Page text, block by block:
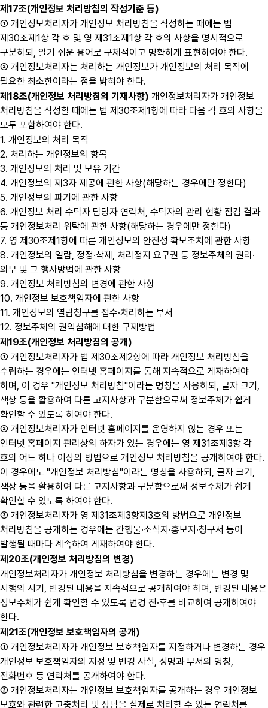
제17조(개인정보 처리방침의 작성기준 등)
① 개인정보처리자가 개인정보 처리방침을 작성하는 때에는 법
제30조제1항 각 호 및 영 제31조제1항 각 호의 사항을 명시적으로
구분하되, 알기 쉬운 용어로 구체적이고 명확하게 표현하여야 한다.
② 개인정보처리자는 처리하는 개인정보가 개인정보의 처리 목적에
필요한 최소한이라는 점을 밝혀야 한다.
제18조(개인정보 처리방침의 기재사항) 개인정보처리자가 개인정보
처리방침을 작성할 때에는 법 제30조제1항에 따라 다음 각 호의 사항을
모두 포함하여야 한다.
1. 개인정보의 처리 목적
2. 처리하는 개인정보의 항목
3. 개인정보의 처리 및 보유 기간
4. 개인정보의 제3자 제공에 관한 사항(해당하는 경우에만 정한다)
5. 개인정보의 파기에 관한 사항
6. 개인정보 처리 수탁자 담당자 연락처, 수탁자의 관리 현황 점검 결과
등 개인정보처리 위탁에 관한 사항(해당하는 경우에만 정한다)
7. 영 제30조제1항에 따른 개인정보의 안전성 확보조치에 관한 사항
8. 개인정보의 열람, 정정·삭제, 처리정지 요구권 등 정보주체의 권리·
의무 및 그 행사방법에 관한 사항
9. 개인정보 처리방침의 변경에 관한 사항
10. 개인정보 보호책임자에 관한 사항
11. 개인정보의 열람청구를 접수·처리하는 부서
12. 정보주체의 권익침해에 대한 구제방법
제19조(개인정보 처리방침의 공개)
① 개인정보처리자가 법 제30조제2항에 따라 개인정보 처리방침을
수립하는 경우에는 인터넷 홈페이지를 통해 지속적으로 게재하여야
하며, 이 경우 "개인정보 처리방침"이라는 명칭을 사용하되, 글자 크기,
색상 등을 활용하여 다른 고지사항과 구분함으로써 정보주체가 쉽게
확인할 수 있도록 하여야 한다.
② 개인정보처리자가 인터넷 홈페이지를 운영하지 않는 경우 또는
인터넷 홈페이지 관리상의 하자가 있는 경우에는 영 제31조제3항 각
호의 어느 하나 이상의 방법으로 개인정보 처리방침을 공개하여야 한다.
이 경우에도 "개인정보 처리방침"이라는 명칭을 사용하되, 글자 크기,
색상 등을 활용하여 다른 고지사항과 구분함으로써 정보주체가 쉽게
확인할 수 있도록 하여야 한다.
③ 개인정보처리자가 영 제31조제3항제3호의 방법으로 개인정보
처리방침을 공개하는 경우에는 간행물·소식지·홍보지·청구서 등이
발행될 때마다 계속하여 게재하여야 한다.
제20조(개인정보 처리방침의 변경)
개인정보처리자가 개인정보 처리방침을 변경하는 경우에는 변경 및
시행의 시기, 변경된 내용을 지속적으로 공개하여야 하며, 변경된 내용은
정보주체가 쉽게 확인할 수 있도록 변경 전·후를 비교하여 공개하여야
한다.
제21조(개인정보 보호책임자의 공개)
① 개인정보처리자가 개인정보 보호책임자를 지정하거나 변경하는 경우
개인정보 보호책임자의 지정 및 변경 사실, 성명과 부서의 명칭,
전화번호 등 연락처를 공개하여야 한다.
② 개인정보처리자는 개인정보 보호책임자를 공개하는 경우 개인정보
보호와 관련한 고충처리 및 상담을 실제로 처리할 수 있는 연락처를